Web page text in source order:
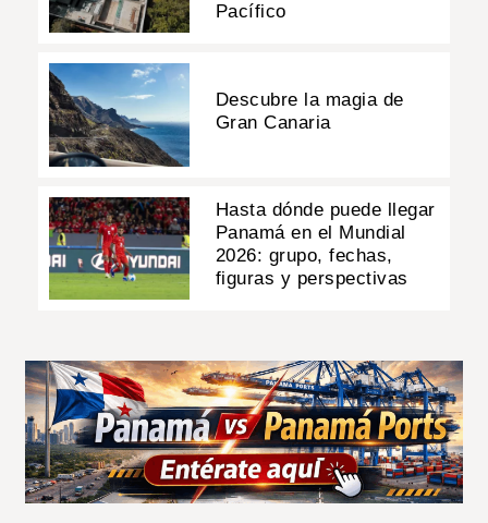
Pacífico
Descubre la magia de
Gran Canaria
Hasta dónde puede llegar
Panamá en el Mundial
2026: grupo, fechas,
figuras y perspectivas